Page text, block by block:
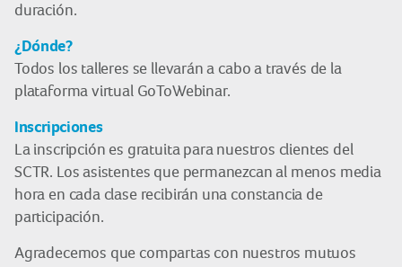
duración.
¿Dónde?
Todos los talleres se llevarán a cabo a través de la
plataforma virtual GoToWebinar.
Inscripciones
La inscripción es gratuita para nuestros clientes del
SCTR. Los asistentes que permanezcan al menos media
hora en cada clase recibirán una constancia de
participación.
Agradecemos que compartas con nuestros mutuos